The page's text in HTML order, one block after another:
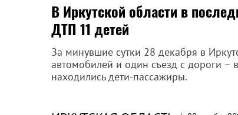
В Иркутской области в
ДТП 11 детей
За минувшие сутки 28 декабря в
автомобилей и один съезд с дороги –
находились дети-пассажиры.